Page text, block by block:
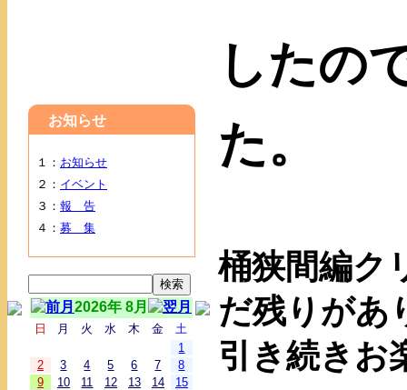
お知らせ
１： お知らせ
２： イベント
３： 報 告
４： 募 集
2026年 8月
日 月 火 水 木 金
土
1
2
3 4 5 6 7
8
9
10 11 12 13 14
15
したの
た。
桶狭間編ク
だ残りがあ
引き続きお